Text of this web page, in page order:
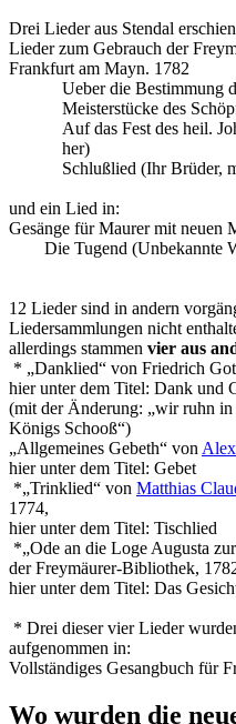
Drei Lieder aus Stendal
Lieder zum Gebrauch der
Frankfurt am Mayn. 1782
Ueber die Bestimmung
Meisterstücke des
Auf das Fest des heil.
her)
Schlußlied (Ihr Brüder,
und ein Lied in:
Gesänge für Maurer mit neuen
Die Tugend (Unbekannte
12 Lieder sind in andern
Liedersammlungen nicht
allerdings stammen vier aus
* „Danklied“ von Friedrich
hier unter dem Titel: Dank und
(mit der Änderung: „wir ruhn in
Königs Schooß“)
„Allgemeines Gebeth“ von
hier unter dem Titel: Gebet
*„Trinklied“ von Matthias
1774,
hier unter dem Titel: Tischlied
*„Ode an die Loge Augusta
der Freymäurer-Bibliothek,
hier unter dem Titel: Das
* Drei dieser vier Lieder
aufgenommen in:
Vollständiges Gesangbuch für
Wo wurden die